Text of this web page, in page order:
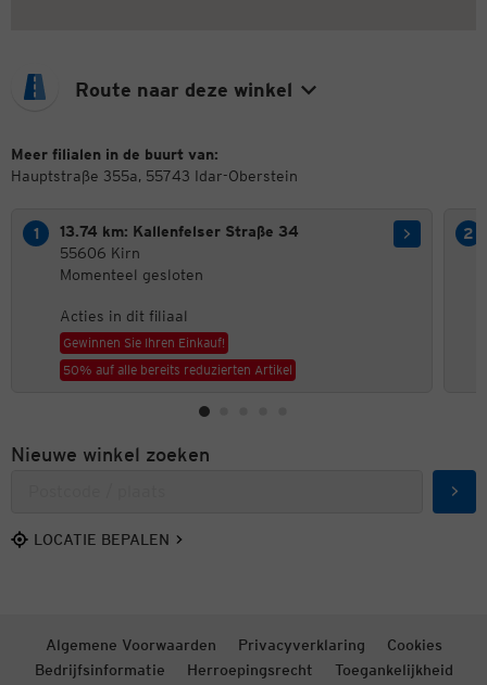
Route naar deze winkel
Meer filialen in de buurt van:
Hauptstraße 355a, 55743 Idar-Oberstein
13.74 km: Kallenfelser Straße 34
55606 Kirn
Momenteel gesloten
Acties in dit filiaal
Gewinnen Sie Ihren Einkauf!
50% auf alle bereits reduzierten Artikel
Nieuwe winkel zoeken
LOCATIE BEPALEN
Algemene Voorwaarden Privacyverklaring
Cookies
Bedrijfsinformatie
Herroepingsrecht Toegankelijkheid